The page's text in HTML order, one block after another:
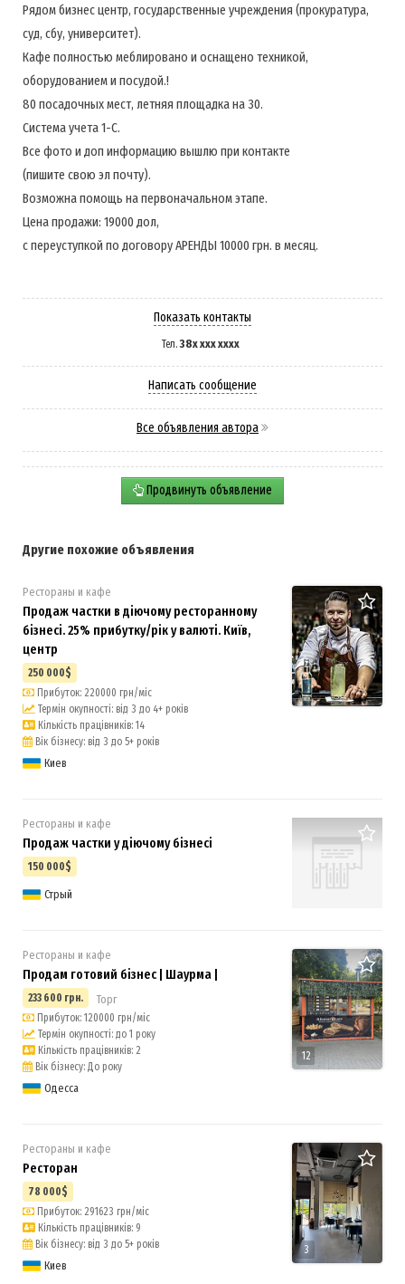
Рядом бизнес центр, государственные учреждения (прокуратура,
суд, сбу, университет).
Кафе полностью меблировано и оснащено техникой,
оборудованием и посудой.!
80 посадочных мест, летняя площадка на 30.
Система учета 1-С.
Все фото и доп информацию вышлю при контакте
(пишите свою эл почту).
Возможна помощь на первоначальном этапе.
Цена продажи: 19000 дол,
с переуступкой по договору АРЕНДЫ 10000 грн. в месяц.
Показать контакты
Тел.38x xxx xxxx
Написать сообщение
Все объявления автора
Продвинуть объявление
Другие похожие объявления
Рестораны и кафе
Продаж частки в діючому ресторанному
бізнесі. 25% прибутку/рік у валюті. Київ,
центр
250 000$
Прибуток: 220000 грн/міс
Термін окупності: від 3 до 4+ років
Кількість працівників: 14
Вік бізнесу: від 3 до 5+ років
Киев
Рестораны и кафе
Продаж частки у діючому бізнесі
150 000$
Стрый
12
Рестораны и кафе
Продам готовий бізнес | Шаурма |
233 600 грн. Торг
Прибуток: 120000 грн/міс
Термін окупності: до 1 року
Кількість працівників: 2
Вік бізнесу: До року
Одесса
3
Рестораны и кафе
Ресторан
78 000$
Прибуток: 291623 грн/міс
Кількість працівників: 9
Вік бізнесу: від 3 до 5+ років
Киев